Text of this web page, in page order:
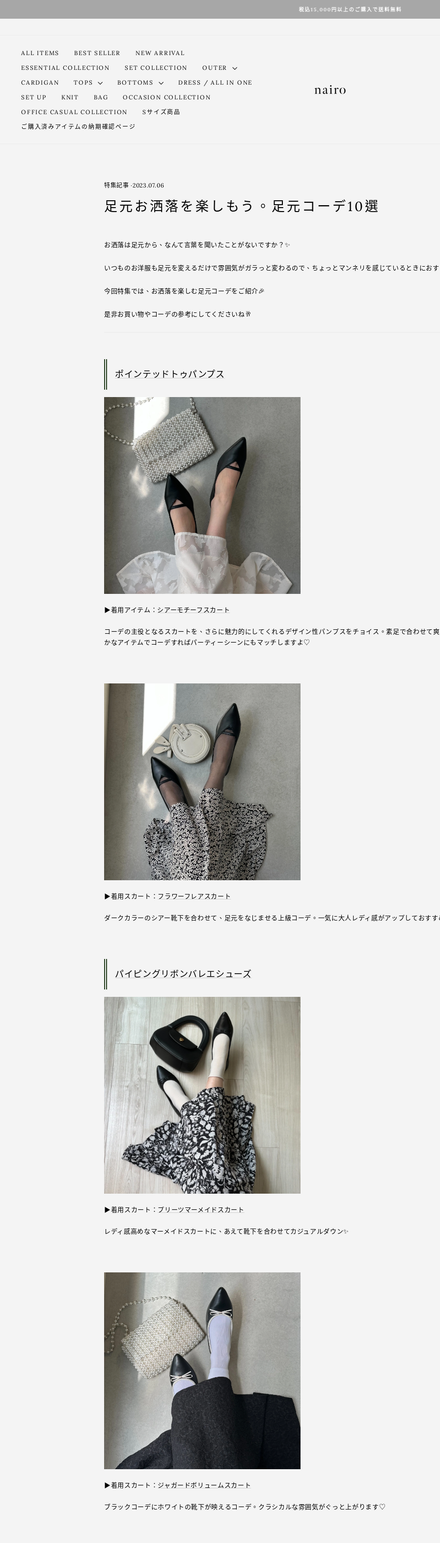
税込15,000円以上のご購入で送料無料
ALL ITEMS BEST SELLER
NEW ARRIVAL
ESSENTIAL COLLECTION
SET COLLECTION
OUTER
CARDIGAN
TOPS BOTTOMS
DRESS / ALL IN ONE
SET UP
KNIT BAG
OCCASION COLLECTION
OFFICE CASUAL COLLECTION
Sサイズ商品
ご購入済みアイテムの納期確認ページ
特集記事 ·2023.07.06
足元お洒落を楽しもう。足元コーデ10選
お洒落は足元から、なんて言葉を聞いたことがないですか？✨
いつものお洋服も足元を変えるだけで雰囲気がガラっと変わるので、ちょっとマンネリを感じているときにお
今回特集では、お洒落を楽しむ足元コーデをご紹介🎉
是非お買い物やコーデの参考にしてくださいね🥂
ポインテッドトゥパンプス
▶着用アイテム： シアーモチーフスカート
コーデの主役となるスカートを、さらに魅力的にしてくれるデザイン性パンプスをチョイス。素足で合わせて
かなアイテムでコーデすればパーティーシーンにもマッチしますよ♡
▶着用スカート： フラワーフレアスカート
ダークカラーのシアー靴下を合わせて、足元をなじませる上級コーデ。一気に大人レディ感がアップしておす
パイピングリボンバレエシューズ
▶着用スカート： プリーツマーメイドスカート
レディ感高めなマーメイドスカートに、あえて靴下を合わせてカジュアルダウン✨
▶着用スカート： ジャガードボリュームスカート
ブラックコーデにホワイトの靴下が映えるコーデ。クラシカルな雰囲気がぐっと上がります♡